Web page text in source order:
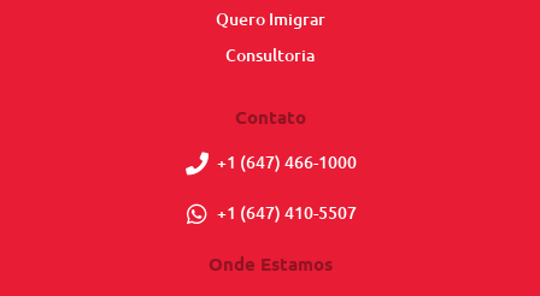
Quero Imigrar
Consultoria
Contato
+1 (647) 466-1000
+1 (647) 410-5507
Onde Estamos